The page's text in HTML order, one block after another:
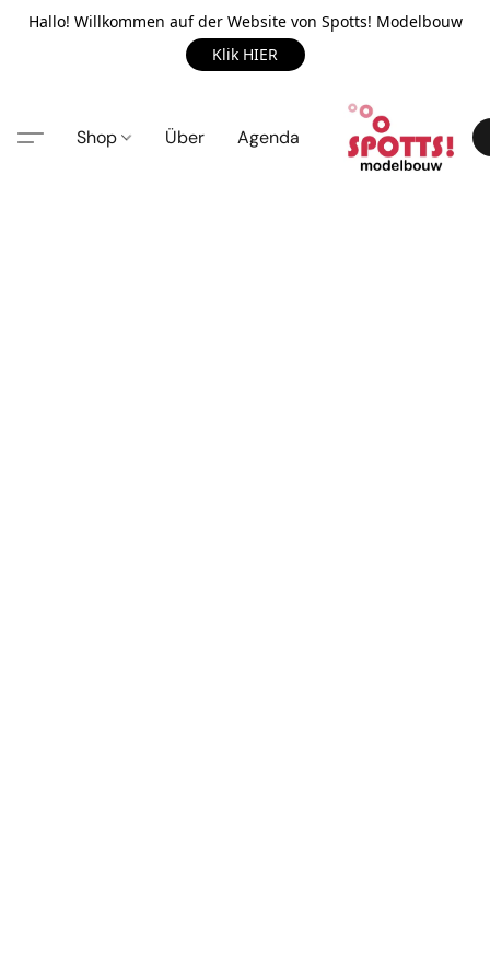
Hallo! Willkommen auf der Website von Spotts! Modelbouw
Klik HIER
Shop Über Agenda